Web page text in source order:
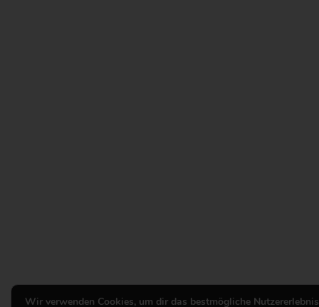
Wir verwenden Cookies, um dir das bestmögliche Nutzererlebnis